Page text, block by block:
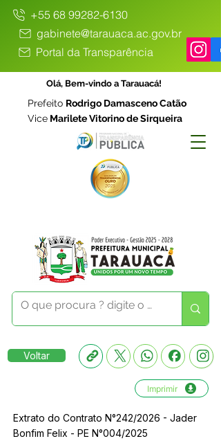
+55 68 99282-6130
gabinete@tarauaca.ac.gov.br
Portal da Transparência
Olá, Bem-vindo a Tarauacá!
Prefeito Rodrigo Damasceno Catão
Vice Marilete Vitorino de Sirqueira
Voltar
Imprimir
Extrato do Contrato N°242/2026 - Jader
Bonfim Felix - PE N°004/2025